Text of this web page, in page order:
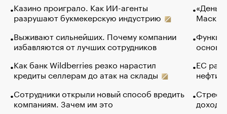
Казино проиграло. Как ИИ-агенты
разрушают букмекерскую индустрию
Выживают сильнейших. Почему компании
избавляются от лучших сотрудников
Как банк Wildberries резко нарастил
кредиты селлерам до атак на склады
Сотрудники открыли новый способ вредить
компаниям. Зачем им это
Маск в
основ
ЕС
нефти